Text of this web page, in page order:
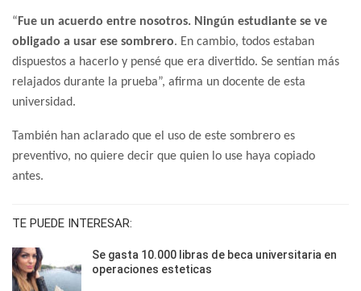
“Fue un acuerdo entre nosotros. Ningún estudiante se ve
obligado a usar ese sombrero. En cambio, todos estaban
dispuestos a hacerlo y pensé que era divertido. Se sentían más
relajados durante la prueba”, afirma un docente de esta
universidad.
También han aclarado que el uso de este sombrero es
preventivo, no quiere decir que quien lo use haya copiado
antes.
TE PUEDE INTERESAR:
Se gasta 10.000 libras de beca universitaria en
operaciones esteticas